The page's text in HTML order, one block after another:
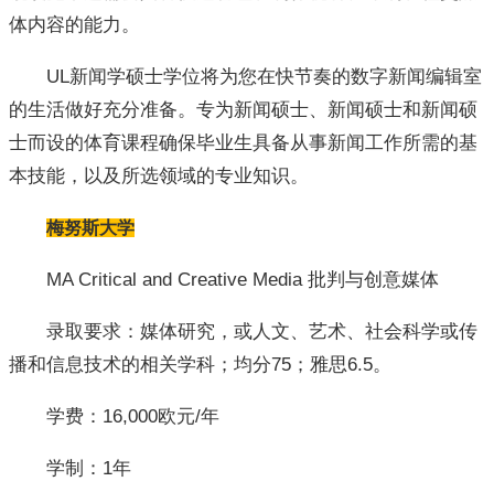
体内容的能力。
UL新闻学硕士学位将为您在快节奏的数字新闻编辑室
的生活做好充分准备。专为新闻硕士、新闻硕士和新闻硕
士而设的体育课程确保毕业生具备从事新闻工作所需的基
本技能，以及所选领域的专业知识。
梅努斯大学
MA Critical and Creative Media 批判与创意媒体
录取要求：媒体研究，或人文、艺术、社会科学或传
播和信息技术的相关学科；均分75；雅思6.5。
学费：16,000欧元/年
学制：1年